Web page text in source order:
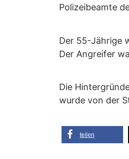
Polizeibeamte
Der 55-Jährige
Der Angreifer
Die
wurde von der
teilen